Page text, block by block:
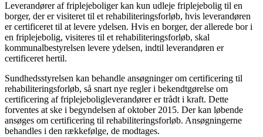
Leverandører af friplejeboliger kan kun udleje friplejebolig til en
borger, der er visiteret til et rehabiliteringsforløb, hvis leverandøren
er certificeret til at levere ydelsen. Hvis en borger, der allerede bor i
en friplejebolig, visiteres til et rehabiliteringsforløb, skal
kommunalbestyrelsen levere ydelsen, indtil leverandøren er
certificeret hertil.
Sundhedsstyrelsen kan behandle ansøgninger om certificering til
rehabiliteringsforløb, så snart nye regler i bekendtgørelse om
certificering af friplejeboligleverandører er trådt i kraft. Dette
forventes at ske i begyndelsen af oktober 2015. Der kan løbende
ansøges om certificering til rehabiliteringsforløb. Ansøgningerne
behandles i den rækkefølge, de modtages.